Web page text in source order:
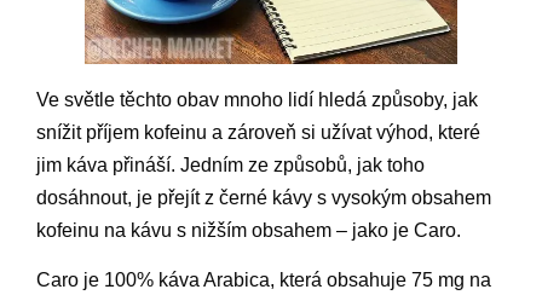
Ve světle těchto obav mnoho lidí hledá způsoby, jak
snížit příjem kofeinu a zároveň si užívat výhod, které
jim káva přináší. Jedním ze způsobů, jak toho
dosáhnout, je přejít z černé kávy s vysokým obsahem
kofeinu na kávu s nižším obsahem – jako je Caro.
Caro je 100% káva Arabica, která obsahuje 75 mg na